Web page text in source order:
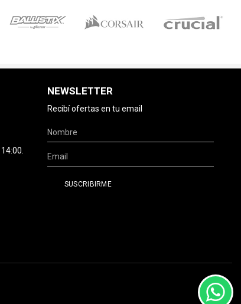
NEWSLETTER
Recibí ofertas en tu email